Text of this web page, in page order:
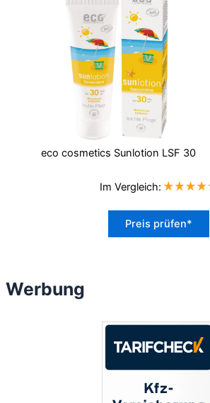
eco cosmetics Sunlotion LSF 30
Im Vergleich:
Preis prüfen*
Werbung